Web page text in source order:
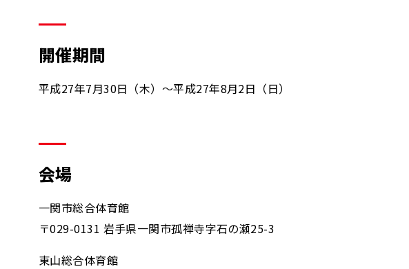
開催期間
平成27年7月30日（木）～平成27年8月2日（日）
会場
一関市総合体育館
〒029-0131 岩手県一関市孤禅寺字石の瀬25-3
東山総合体育館